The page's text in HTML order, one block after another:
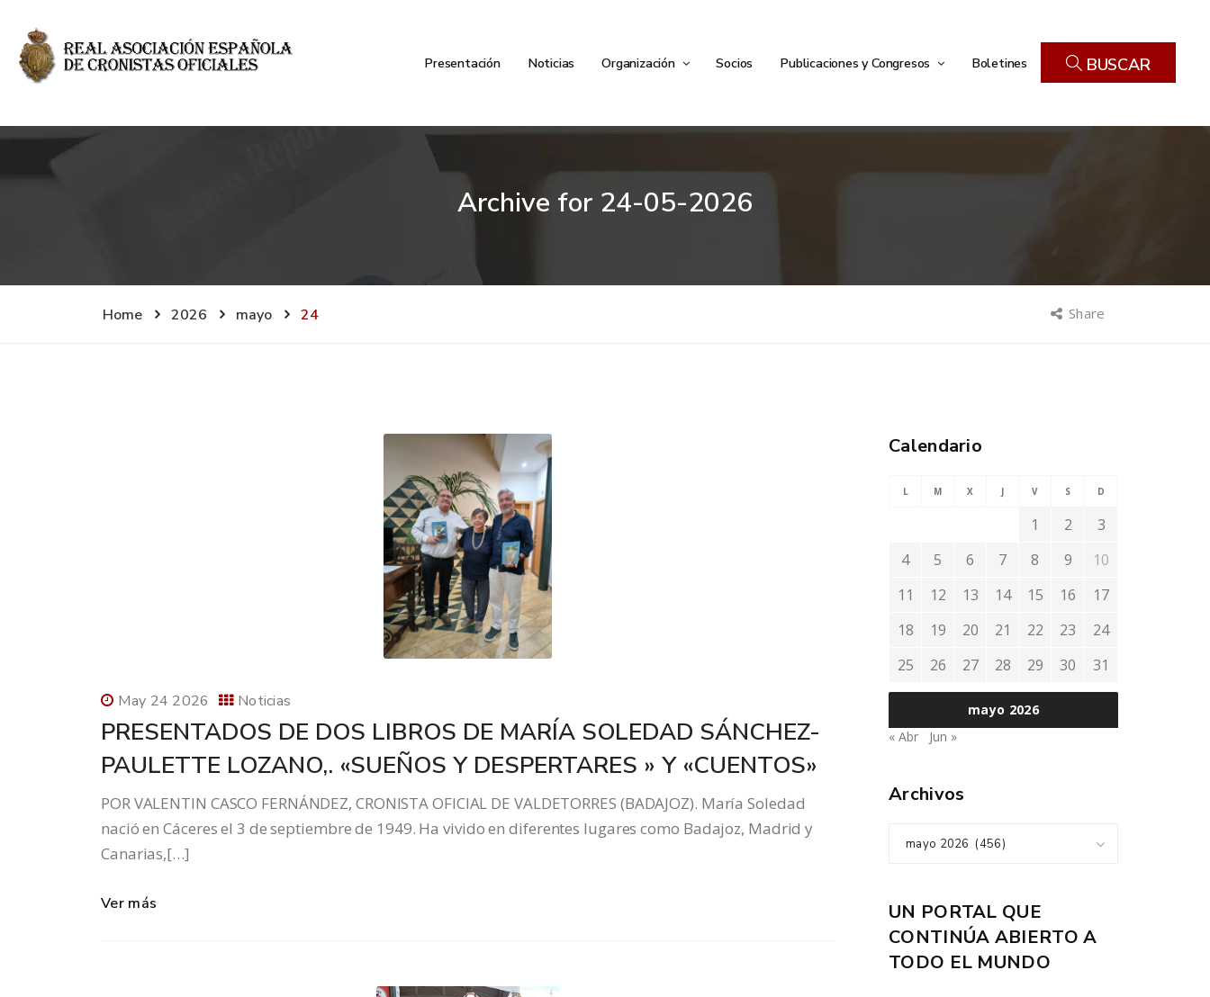
Presentación Noticias Organización Socios Publicaciones y Congresos Boletines BUSCAR
Archive for 24-05-2026
Home 2026 mayo 24 Share
May 24 2026 Noticias
PRESENTADOS DE DOS LIBROS DE MARÍA SOLEDAD SÁNCHEZ-
PAULETTE LOZANO,. «SUEÑOS Y DESPERTARES » Y «CUENTOS»
POR VALENTIN CASCO FERNÁNDEZ, CRONISTA OFICIAL DE VALDETORRES (BADAJOZ). María Soledad
nació en Cáceres el 3 de septiembre de 1949. Ha vivido en diferentes lugares como Badajoz, Madrid y
Canarias,[…]
Ver más
Calendario
mayo 2026
L M X J V S D
1 2
3
4
5 6 7 8 9
10
11
12 13 14 15 16
17
18
19 20 21 22 23
24
25
26 27 28 29 30 31
« Abr Jun »
Archivos
mayo 2026 (456)
UN PORTAL QUE
CONTINÚA ABIERTO A
TODO EL MUNDO